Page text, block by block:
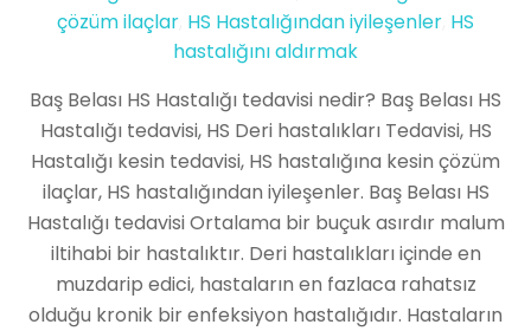
çözüm ilaçlar HS Hastalığından iyileşenler HS
hastalığını aldırmak
Baş Belası HS Hastalığı tedavisi nedir? Baş Belası HS
Hastalığı tedavisi, HS Deri hastalıkları Tedavisi, HS
Hastalığı kesin tedavisi, HS hastalığına kesin çözüm
ilaçlar, HS hastalığından iyileşenler. Baş Belası HS
Hastalığı tedavisi Ortalama bir buçuk asırdır malum
iltihabi bir hastalıktır. Deri hastalıkları içinde en
muzdarip edici, hastaların en fazlaca rahatsız
olduğu kronik bir enfeksiyon hastalığıdır. Hastaların